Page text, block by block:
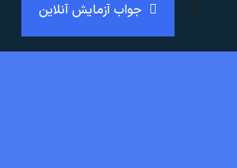
جواب آزمایش آنلاین